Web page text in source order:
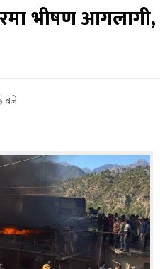
भीषण आगलागी,
बजे